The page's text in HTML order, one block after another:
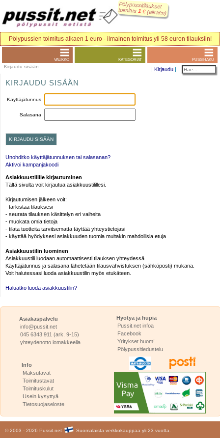
Pölypussitilaukset
toimitus1 €(alkaen)
Pölypussien toimitus alkaen 1 euro - ilmainen toimitus yli 58 euron tilauksiin!
VALIKKO KATEGORIAT PUSSIHAKU
Kirjaudu sisään | Kirjaudu |
KIRJAUDU SISÄÄN
Käyttäjätunnus
Salasana
Unohditko käyttäjätunnuksen tai salasanan?
Aktivoi kampanjakoodi
Asiakkuustilille kirjautuminen
Tältä sivulta voit kirjautua asiakkuustilillesi.
Kirjautumisen jälkeen voit:
- tarkistaa tilauksesi
- seurata tilauksen käsittelyn eri vaiheita
- muokata omia tietoja
- tilata tuotteita tarvitsematta täyttää yhteystietojasi
- käyttää hyödyksesi asiakkuuden tuomia muitakin mahdollisia etuja
Asiakkuustilin luominen
Asiakkuustili luodaan automaattisesti tilauksen yhteydessä.
Käyttäjätunnus ja salasana lähetetään tilausvahvistuksen (sähköposti) mukana.
Voit halutessasi luoda asiakkuustilin myös etukäteen.
Haluatko luoda asiakkuustilin?
Asiakaspalvelu
info@pussit.net
045 6343 911 (ark. 9-15)
yhteydenotto lomakkeella
Hyötyä ja hupia
Pussit.net infoa
Facebook
Yritykset huom!
Pölypussitiedustelu
Info
Maksutavat
Toimitustavat
Toimituskulut
Usein kysyttyä
Tietosuojaseloste
© 2003 - 2026 Pussit.net Suomalaista verkkokauppaa yli 23 vuotta.